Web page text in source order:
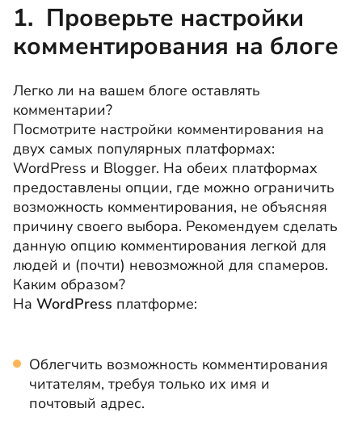
1. Проверьте настройки
комментирования на блоге
Легко ли на вашем блоге оставлять
комментарии?
Посмотрите настройки комментирования на
двух самых популярных платформах:
WordPress и Blogger. На обеих платформах
предоставлены опции, где можно ограничить
возможноcть комментирования, не объясняя
причину своего выбора. Рекомендуем сделать
данную опцию комментирования легкой для
людей и (почти) невозможной для спамеров.
Каким образом?
На WordPress платформе:
Облегчить возможность комментирования
читателям, требуя только их имя и
почтовый адрес.